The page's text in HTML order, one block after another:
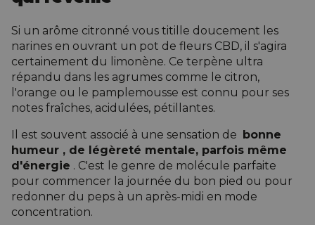
Si un arôme citronné vous titille doucement les
narines en ouvrant un pot de fleurs CBD, il s'agira
certainement du limonène. Ce terpène ultra
répandu dans les agrumes comme le citron,
l'orange ou le pamplemousse est connu pour ses
notes fraîches, acidulées, pétillantes.
Il est souvent associé à une sensation de bonne
humeur , de légèreté mentale, parfois même
d'énergie . C'est le genre de molécule parfaite
pour commencer la journée du bon pied ou pour
redonner du peps à un après-midi en mode
concentration.